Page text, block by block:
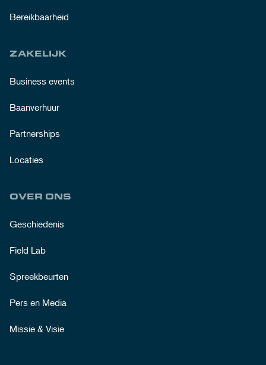
Bereikbaarheid
ZAKELIJK
Business events
Baanverhuur
Partnerships
Locaties
OVER ONS
Geschiedenis
Field Lab
Spreekbeurten
Pers en Media
Missie & Visie